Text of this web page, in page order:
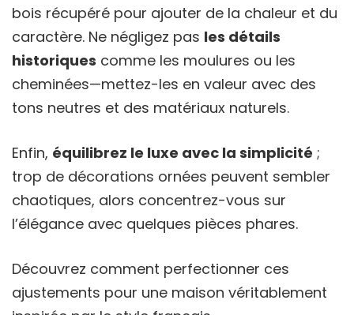
bois récupéré pour ajouter de la chaleur et du
caractère. Ne négligez pas les détails
historiques comme les moulures ou les
cheminées—mettez-les en valeur avec des
tons neutres et des matériaux naturels.
Enfin, équilibrez le luxe avec la simplicité ;
trop de décorations ornées peuvent sembler
chaotiques, alors concentrez-vous sur
l’élégance avec quelques pièces phares.
Découvrez comment perfectionner ces
ajustements pour une maison véritablement